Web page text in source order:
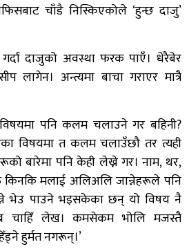
चाँडै निस्किएकोले ‘हुन्छ दाजु’
दाजुको अवस्था फरक पाएँ। धेरैबेर
लागेन। अन्त्यमा बाचा गराएर मात्रै
पनि कलम चलाउने गर बहिनी?
विषयमा त कलम चलाउँछौ तर त्यही
बारेमा पनि केही लेख्ने गर। नाम, थर,
मलाई अलिअलि जान्नेहरूले पनि
भेउ पाउने भइसकेका छन् यो विषय नै
चाहिँ लेख। कमसेकम भोलि मजस्तै
हुर्मत नगरून्।’